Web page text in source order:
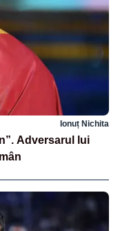
Ionuț Nichita
Adversarul lui